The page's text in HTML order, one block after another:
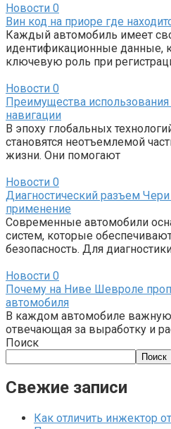
Новости 0
Вин код на приоре где
Каждый автомобиль имеет
идентификационные данные,
ключевую роль при
Новости 0
Преимущества использования
навигации
В эпоху глобальных
становятся неотъемлемой
жизни. Они помогают
Новости 0
Диагностический разъем
применение
Современные автомобили
систем, которые
безопасность. Для
Новости 0
Почему на Ниве Шевроле
автомобиля
В каждом автомобиле важную
отвечающая за выработку и
Поиск
Поиск
Свежие записи
Как отличить инжектор